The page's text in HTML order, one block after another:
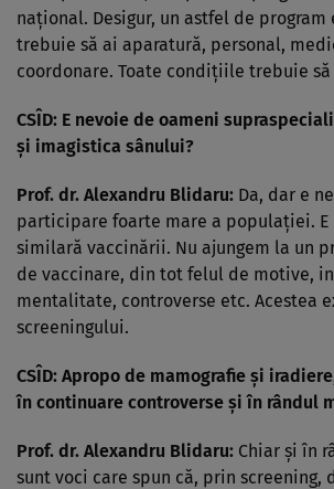
naţional. Desigur, un astfel de program
trebuie să ai aparatură, personal,
coordonare. Toate condiţiile trebuie
CSÎD: E nevoie de oameni
şi imagistica sânului?
Prof. dr. Alexandru Blidaru: Da, dar e
participare foarte mare a populaţiei.
similară vaccinării. Nu ajungem la un
de vaccinare, din tot felul de motive,
mentalitate, controverse etc. Acestea
screeningului.
CSÎD: Apropo de mamografie şi
în continuare controverse şi în rândul
Prof. dr. Alexandru Blidaru: Chiar şi în
sunt voci care spun că, prin screening,